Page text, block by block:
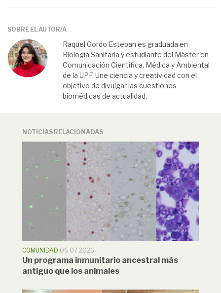
SOBRE EL AUTOR/A
Raquel Gordo Esteban es graduada en
Biología Sanitaria y estudiante del Máster en
Comunicación Científica, Médica y Ambiental
de la UPF. Une ciencia y creatividad con el
objetivo de divulgar las cuestiones
biomédicas de actualidad.
NOTICIAS RELACIONADAS
COMUNIDAD 06.07.2026
Un programa inmunitario ancestral más
antiguo que los animales